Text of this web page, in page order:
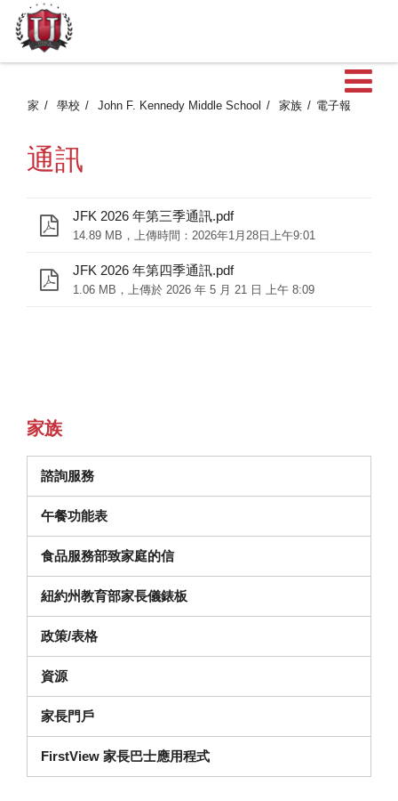
家 學校 John F. Kennedy Middle School 家族 電子報
通訊
JFK 2026 年第三季通訊.pdf
14.89 MB，上傳時間：2026年1月28日上午9:01
JFK 2026 年第四季通訊.pdf
1.06 MB，上傳於 2026 年 5 月 21 日 上午 8:09
家族
諮詢服務
午餐功能表
食品服務部致家庭的信
紐約州教育部家長儀錶板
政策/表格
資源
家長門戶
FirstView 家長巴士應用程式